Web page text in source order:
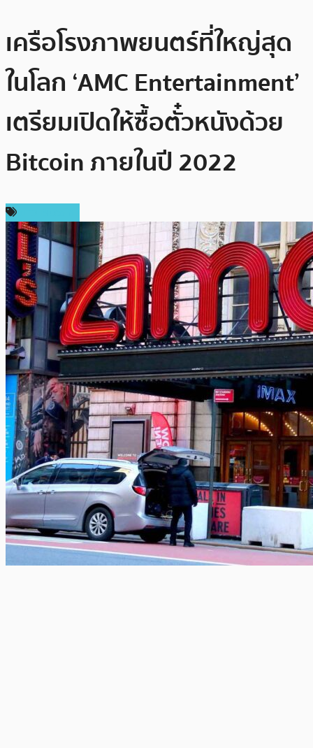
เครือโรงภาพยนตร์ที่ใหญ่สุด
ในโลก ‘AMC Entertainment’
เตรียมเปิดให้ซื้อตั๋วหนังด้วย
Bitcoin ภายในปี 2022